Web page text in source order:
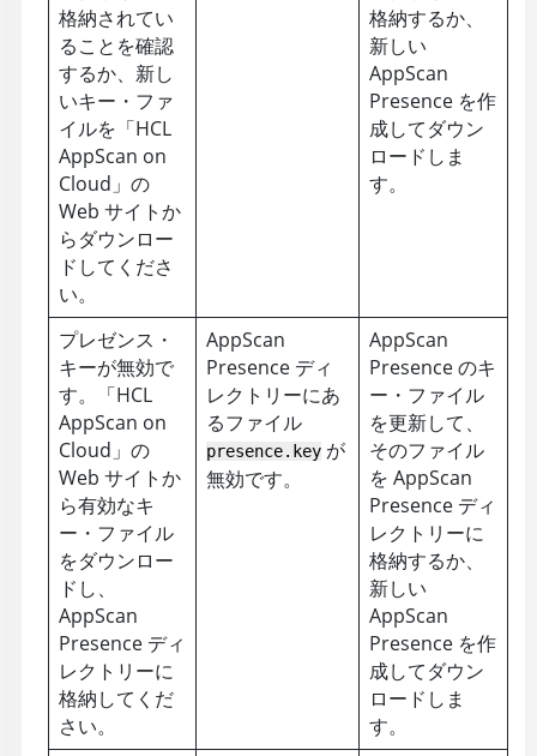
格納されてい
ることを確認
するか、新し
いキー・ファ
イルを「HCL
AppScan on
Cloud 」の
Web サイトか
らダウンロー
ドしてくださ
い。
格納するか、
新しい
AppScan
Presence を作
成してダウン
ロードしま
す。
プレゼンス・
キーが無効で
す。「HCL
AppScan on
Cloud 」の
Web サイトか
ら有効なキ
ー・ファイル
をダウンロー
ドし、
AppScan
Presenceディ
レクトリーに
格納してくだ
さい。
AppScan
Presence ディ
レクトリーにあ
るファイル
presence.keyが
無効です。
AppScan
Presence のキ
ー・ファイル
を更新して、
そのファイル
を AppScan
Presence ディ
レクトリーに
格納するか、
新しい
AppScan
Presence を作
成してダウン
ロードしま
す。